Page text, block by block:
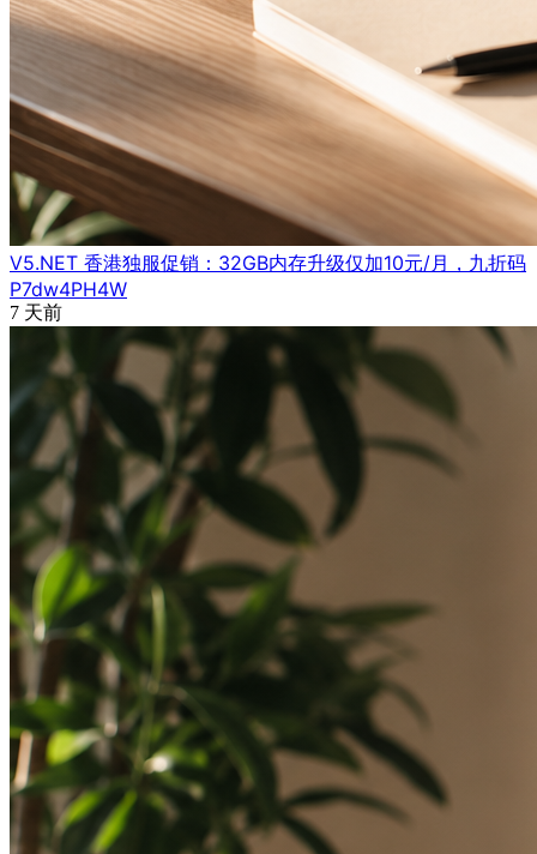
V5.NET 香港独服促销：32GB内存升级仅加10元/月，九折码
P7dw4PH4W
7 天前